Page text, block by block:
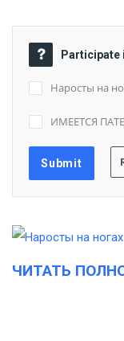
Participate
Наросты на
ИМЕЕТСЯ
ЧИТАТЬ